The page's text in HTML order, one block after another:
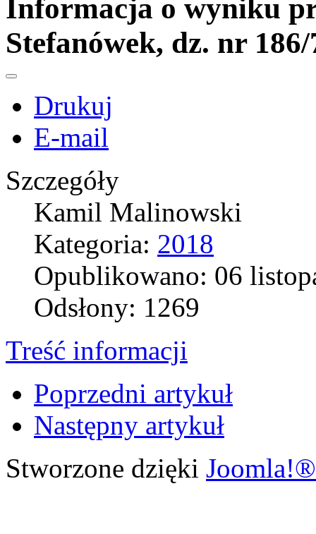
Informacja o wyniku
Stefanówek, dz. nr 186/
Drukuj
E-mail
Szczegóły
Kamil Malinowski
Kategoria: 2018
Opublikowano: 06
Odsłony: 1269
Treść informacji
Poprzedni artykuł
Następny artykuł
Stworzone dzięki Joomla!®